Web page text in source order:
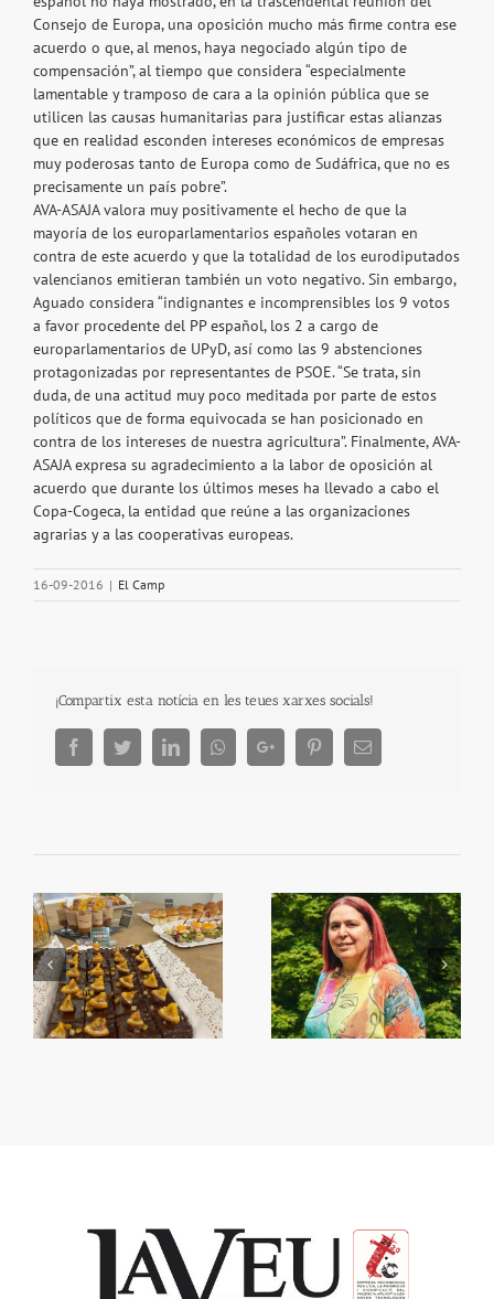
Consejo de Europa, una oposición mucho más firme contra ese
acuerdo o que, al menos, haya negociado algún tipo de
compensación”, al tiempo que considera “especialmente
lamentable y tramposo de cara a la opinión pública que se
utilicen las causas humanitarias para justificar estas alianzas
que en realidad esconden intereses económicos de empresas
muy poderosas tanto de Europa como de Sudáfrica, que no es
precisamente un país pobre”.
AVA-ASAJA valora muy positivamente el hecho de que la
mayoría de los europarlamentarios españoles votaran en
contra de este acuerdo y que la totalidad de los eurodiputados
valencianos emitieran también un voto negativo. Sin embargo,
Aguado considera “indignantes e incomprensibles los 9 votos
a favor procedente del PP español, los 2 a cargo de
europarlamentarios de UPyD, así como las 9 abstenciones
protagonizadas por representantes de PSOE. “Se trata, sin
duda, de una actitud muy poco meditada por parte de estos
políticos que de forma equivocada se han posicionado en
contra de los intereses de nuestra agricultura”. Finalmente, AVA-
ASAJA expresa su agradecimiento a la labor de oposición al
acuerdo que durante los últimos meses ha llevado a cabo el
Copa-Cogeca, la entidad que reúne a las organizaciones
agrarias y a las cooperativas europeas.
16-09-2016 | El Camp
¡Compartix esta notícia en les teues xarxes socials!
FacebookTwitterLinkedInWhatsappGoogle+ PinterestEmail
Begoña García Bernal
va visitar Algemesí
Primera Setmana de la
Taronja